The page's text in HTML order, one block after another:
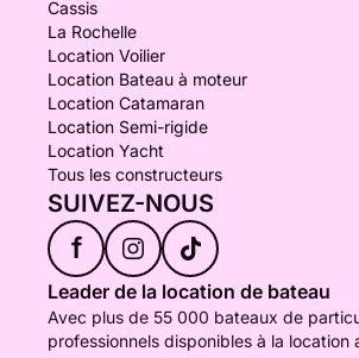
Cassis
La Rochelle
Location Voilier
Location Bateau à moteur
Location Catamaran
Location Semi-rigide
Location Yacht
Tous les constructeurs
SUIVEZ-NOUS
f
Leader de la location de bateau
Avec plus de 55 000 bateaux de
professionnels disponibles à la location